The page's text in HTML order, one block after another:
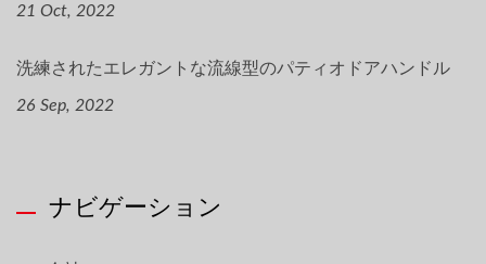
21 Oct, 2022
洗練されたエレガントな流線型のパティオドアハンドル
26 Sep, 2022
ナビゲーション